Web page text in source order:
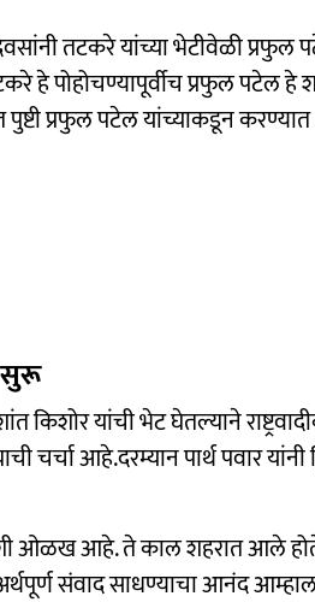
तटकरे यांच्या भेटीवेळी
हे पोहोचण्यापूर्वीच प्रफुल पटेल हे
पुष्टी प्रफुल पटेल यांच्याकडून
सुरू
किशोर यांची भेट घेतल्याने
चर्चा आहे.दरम्यान पार्थ पवार
ओळख आहे. ते काल शहरात आले
संवाद साधण्याचा आनंद